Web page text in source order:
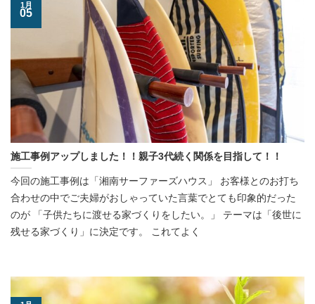
施工事例アップしました！！親子3代続く関係を目指して！！
今回の施工事例は「湘南サーファーズハウス」 お客様とのお打ち
合わせの中でご夫婦がおしゃっていた言葉でとても印象的だった
のが 「子供たちに渡せる家づくりをしたい。」 テーマは「後世に
残せる家づくり」に決定です。 これてよく
05
1月